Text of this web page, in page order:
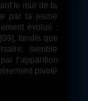
le mur de la
par la jeune
évolué :
tandis que
semble
l’apparition
pivoté